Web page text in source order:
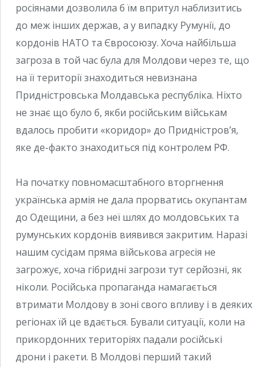
росіянами дозволила б їм впритул наблизитись
до меж інших держав, а у випадку Румунії, до
кордонів НАТО та Євросоюзу. Хоча найбільша
загроза в той час була для Молдови через те, що
на її території знаходиться невизнана
Придністровська Молдавська республіка. Ніхто
не знає що було б, якби російським військам
вдалось пробити «коридор» до Придністров’я,
яке де-факто знаходиться під контролем РФ.
На початку повномасштабного вторгнення
українська армія не дала прорватись окупантам
до Одещини, а без неї шлях до молдовських та
румунських кордонів виявився закритим. Наразі
нашим сусідам пряма військова агресія не
загрожує, хоча гібридні загрози тут серйозні, як
ніколи. Російська пропаганда намагається
втримати Молдову в зоні свого впливу і в деяких
регіонах їй це вдається. Бували ситуації, коли на
прикордонних територіях падали російські
дрони і ракети. В Молдові перший такий